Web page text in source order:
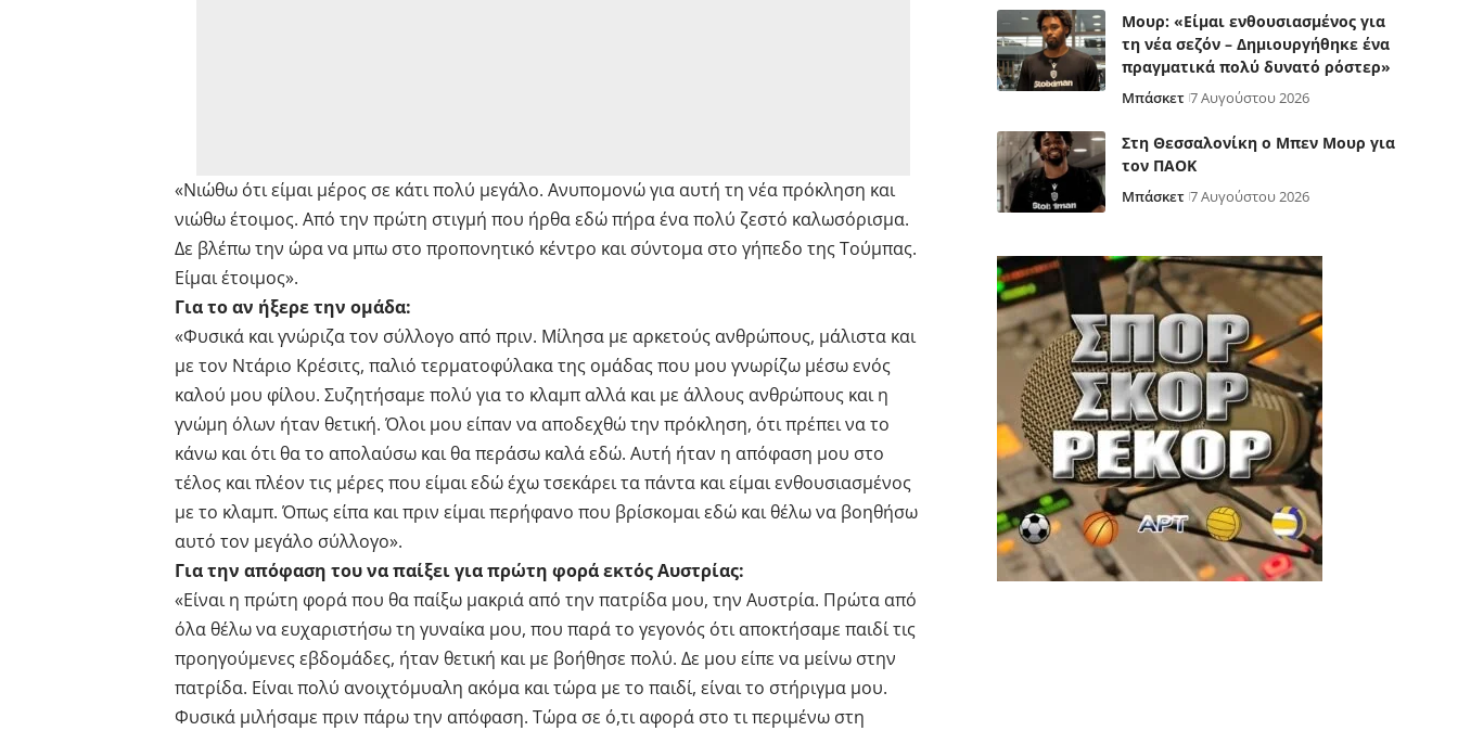
«Νιώθω ότι είμαι μέρος σε κάτι πολύ μεγάλο. Ανυπομονώ για αυτή τη νέα πρόκληση και
νιώθω έτοιμος. Από την πρώτη στιγμή που ήρθα εδώ πήρα ένα πολύ ζεστό καλωσόρισμα.
Δε βλέπω την ώρα να μπω στο προπονητικό κέντρο και σύντομα στο γήπεδο της Τούμπας.
Είμαι έτοιμος».
Για το αν ήξερε την ομάδα:
«Φυσικά και γνώριζα τον σύλλογο από πριν. Μίλησα με αρκετούς ανθρώπους, μάλιστα και
με τον Ντάριο Κρέσιτς, παλιό τερματοφύλακα της ομάδας που μου γνωρίζω μέσω ενός
καλού μου φίλου. Συζητήσαμε πολύ για το κλαμπ αλλά και με άλλους ανθρώπους και η
γνώμη όλων ήταν θετική. Όλοι μου είπαν να αποδεχθώ την πρόκληση, ότι πρέπει να το
κάνω και ότι θα το απολαύσω και θα περάσω καλά εδώ. Αυτή ήταν η απόφαση μου στο
τέλος και πλέον τις μέρες που είμαι εδώ έχω τσεκάρει τα πάντα και είμαι ενθουσιασμένος
με το κλαμπ. Όπως είπα και πριν είμαι περήφανο που βρίσκομαι εδώ και θέλω να βοηθήσω
αυτό τον μεγάλο σύλλογο».
Για την απόφαση του να παίξει για πρώτη φορά εκτός Αυστρίας:
«Είναι η πρώτη φορά που θα παίξω μακριά από την πατρίδα μου, την Αυστρία. Πρώτα από
όλα θέλω να ευχαριστήσω τη γυναίκα μου, που παρά το γεγονός ότι αποκτήσαμε παιδί τις
προηγούμενες εβδομάδες, ήταν θετική και με βοήθησε πολύ. Δε μου είπε να μείνω στην
πατρίδα. Είναι πολύ ανοιχτόμυαλη ακόμα και τώρα με το παιδί, είναι το στήριγμα μου.
Φυσικά μιλήσαμε πριν πάρω την απόφαση. Τώρα σε ό,τι αφορά στο τι περιμένω στη
Μουρ: «Είμαι ενθουσιασμένος για
τη νέα σεζόν – Δημιουργήθηκε ένα
πραγματικά πολύ δυνατό ρόστερ»
Μπάσκετ 7 Αυγούστου 2026
Στη Θεσσαλονίκη ο Μπεν Μουρ για
τον ΠΑΟΚ
Μπάσκετ 7 Αυγούστου 2026